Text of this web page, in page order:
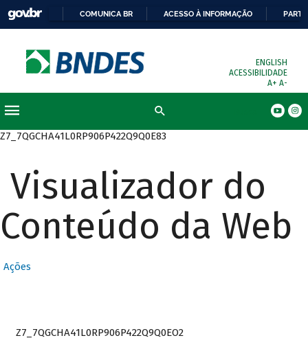
COMUNICA BR ACESSO À INFORMAÇÃO
ENGLISH
ACESSIBILIDADE
A+ A-
Z7_7QGCHA41L0RP906P422Q9Q0E83
Visualizador do
Conteúdo da Web
Ações
Z7_7QGCHA41L0RP906P422Q9Q0EO2